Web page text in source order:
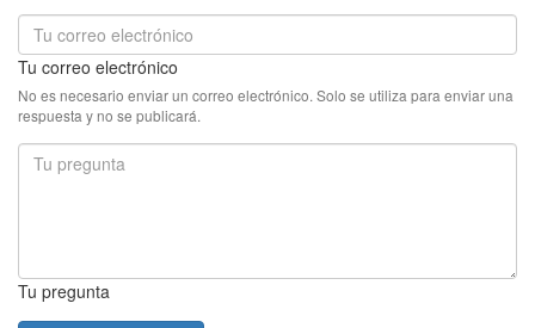
Tu correo electrónico
No es necesario enviar un correo electrónico. Solo se utiliza para enviar una
respuesta y no se publicará.
Tu pregunta